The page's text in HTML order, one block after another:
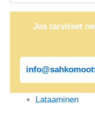
Jos tarvitset
Lataaminen